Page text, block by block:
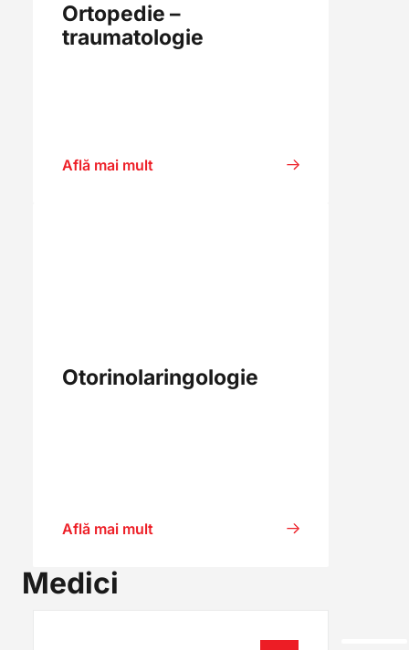
Ortopedie –
traumatologie
Află mai mult
Otorinolaringologie
Află mai mult
Medici